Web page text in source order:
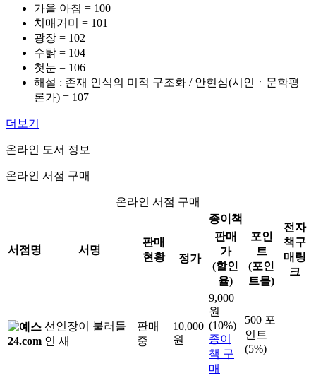
가을 아침 = 100
치매거미 = 101
광장 = 102
수탉 = 104
첫눈 = 106
해설 : 존재 인식의 미적 구조화 / 안현심(시인ㆍ문학평
론가) = 107
더보기
온라인 도서 정보
온라인 서점 구매
온라인 서점 구매
서점명 서명
판매
현황
종이책
전자
책구
매링
크
정가
판매
가
(할인
율)
포인
트
(포인
트몰)
선인장이 불러들
인 새
판매
중
10,000
원
9,000
원
(10%)
종이
책 구
매
500 포
인트
(5%)